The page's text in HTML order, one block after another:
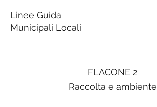
FLACONE 2
Raccolta e ambiente
Linee Guida
Municipali Locali